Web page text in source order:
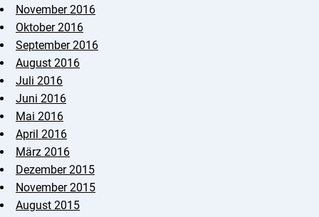
November 2016
Oktober 2016
September 2016
August 2016
Juli 2016
Juni 2016
Mai 2016
April 2016
März 2016
Dezember 2015
November 2015
August 2015